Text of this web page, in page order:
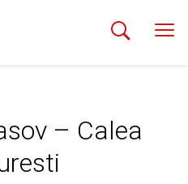
– Calea